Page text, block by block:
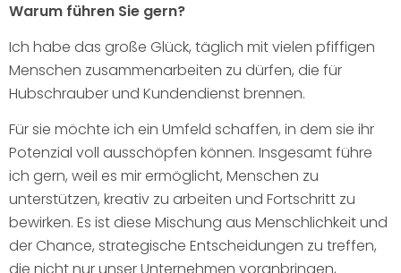
Warum führen Sie gern?
Ich habe das große Glück, täglich mit vielen pfiffigen
Menschen zusammenarbeiten zu dürfen, die für
Hubschrauber und Kundendienst brennen.
Für sie möchte ich ein Umfeld schaffen, in dem sie ihr
Potenzial voll ausschöpfen können. Insgesamt führe
ich gern, weil es mir ermöglicht, Menschen zu
unterstützen, kreativ zu arbeiten und Fortschritt zu
bewirken. Es ist diese Mischung aus Menschlichkeit und
der Chance, strategische Entscheidungen zu treffen,